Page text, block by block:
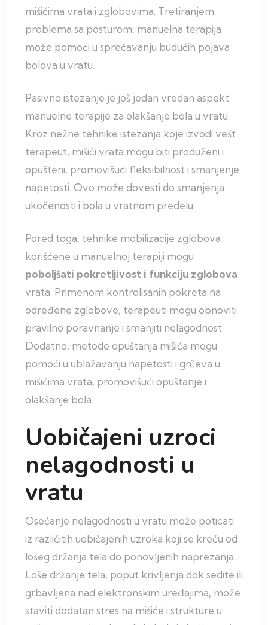
mišićima vrata i zglobovima. Tretiranjem
problema sa posturom, manuelna terapija
može pomoći u sprečavanju budućih pojava
bolova u vratu.
Pasivno istezanje je još jedan vredan aspekt
manuelne terapije za olakšanje bola u vratu.
Kroz nežne tehnike istezanja koje izvodi vešt
terapeut, mišići vrata mogu biti produženi i
opušteni, promovišući fleksibilnost i smanjenje
napetosti. Ovo može dovesti do smanjenja
ukočenosti i bola u vratnom predelu.
Pored toga, tehnike mobilizacije zglobova
korišćene u manuelnoj terapiji mogu
poboljšati pokretljivost i funkciju zglobova
vrata. Primenom kontrolisanih pokreta na
određene zglobove, terapeuti mogu obnoviti
pravilno poravnanje i smanjiti nelagodnost.
Dodatno, metode opuštanja mišića mogu
pomoći u ublažavanju napetosti i grčeva u
mišićima vrata, promovišući opuštanje i
olakšanje bola.
Uobičajeni uzroci
nelagodnosti u
vratu
Osećanje nelagodnosti u vratu može poticati
iz različitih uobičajenih uzroka koji se kreću od
lošeg držanja tela do ponovljenih naprezanja.
Loše držanje tela, poput krivljenja dok sedite ili
grbavljena nad elektronskim uređajima, može
staviti dodatan stres na mišiće i strukture u